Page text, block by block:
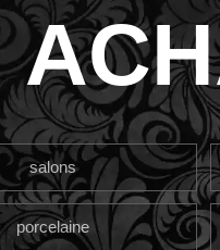
salons
porcelaine